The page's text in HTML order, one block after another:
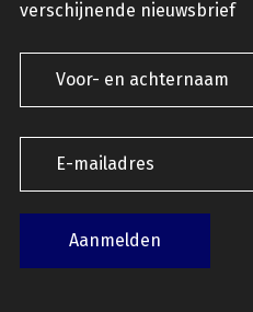
verschijnende nieuwsbrief